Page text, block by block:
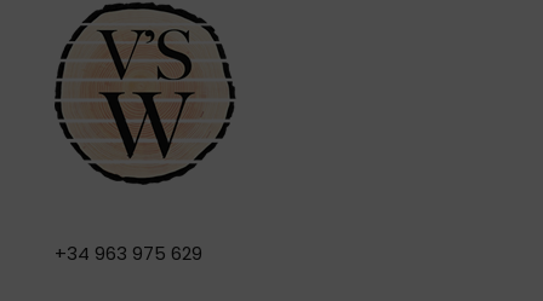
+34 963 975 629